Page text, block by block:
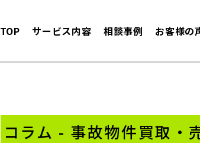
TOP サービス内容 相談事例 お客様の
コラム - 事故物件買取・